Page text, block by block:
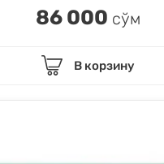
86 000 сўм
В корзину